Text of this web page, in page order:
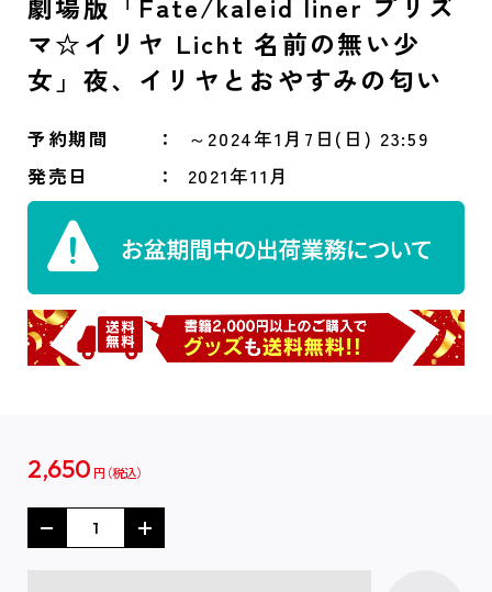
マ☆イリヤ Licht 名前の無い少
女」夜、イリヤとおやすみの匂い
予約期間
～2024年1月7日(日) 23:59
発売日
2021年11月
2,650 円